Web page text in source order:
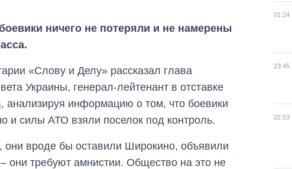
ничего не потеряли и не намерены
«Слову и Делу» рассказал глава
Украины, генерал-лейтенант в отставке
, анализируя информацию о том, что боевики
и силы АТО взяли поселок под контроль.
они вроде бы оставили Широкино, объявили
они требуют амнистии. Общество на это не
01:24
23:45
22:53